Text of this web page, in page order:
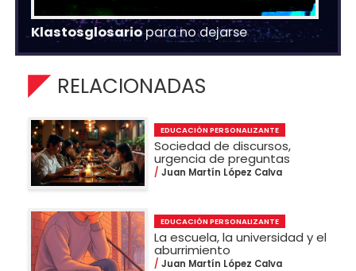
Klastosglosariopara no dejarse
RELACIONADAS
EDUCACIÓN PERSONALIZANTE
Sociedad de discursos,
urgencia de preguntas
Juan Martín López Calva
EDUCACIÓN PERSONALIZANTE
La escuela, la universidad y el
aburrimiento
Juan Martín López Calva